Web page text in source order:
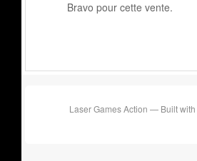
Bravo pour cette vente.
Laser Games Action — Built with